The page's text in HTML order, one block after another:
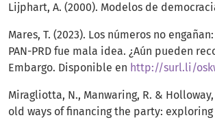
Lijphart, A. (2000). Modelos de
Mares, T. (2023). Los números no
PAN-PRD fue mala idea. ¿Aún pueden
Embargo. Disponible en http://surl.li/
Miragliotta, N., Manwaring, R. & Holloway,
old ways of financing the party: